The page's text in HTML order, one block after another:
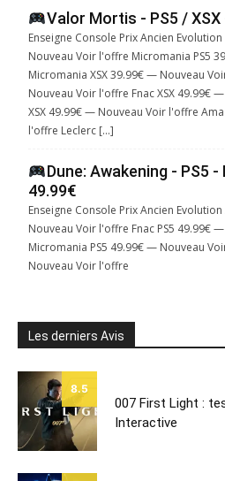
Valor Mortis - PS5 / XSX
Enseigne Console Prix Ancien
Nouveau Voir l'offre Micromania PS5
Micromania XSX 39.99€ — Nouveau
Nouveau Voir l'offre Fnac XSX 49.99€
XSX 49.99€ — Nouveau Voir l'offre
l'offre Leclerc […]
Dune: Awakening - PS5 -
49.99€
Enseigne Console Prix Ancien
Nouveau Voir l'offre Fnac PS5 49.99€
Micromania PS5 49.99€ — Nouveau
Nouveau Voir l'offre
Les derniers Avis
8.5
007 First Light :
Interactive